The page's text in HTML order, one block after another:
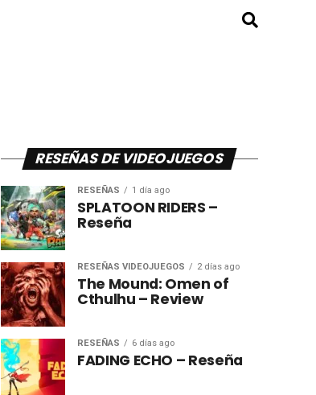
RESEÑAS DE VIDEOJUEGOS
RESEÑAS 1 día ago
SPLATOON RIDERS –
Reseña
RESEÑAS VIDEOJUEGOS 2 días ago
The Mound: Omen of
Cthulhu – Review
RESEÑAS 6 días ago
FADING ECHO – Reseña